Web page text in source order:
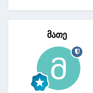
მათე